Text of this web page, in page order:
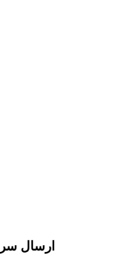
ارسال